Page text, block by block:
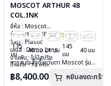
MOSCOT ARTHUR 48
COL.INK
ยี่ห้อ : Moscot
รุ่น : Arthur 48Col.ink
วัสดุ : Plastic
เลนส์ : Demo Lens
บานพับ : ไม่มีสปริง
น้ำหนัก : 24 กรัม
อุปกรณ์ : กล่องแว่น, กล่องกระดาษ,
ผ้าเช็ดแว่น
135
มม
48 มม 21 มม 145
มม
40 มม
หากสนใจสั่งชื้อแว่นตา Moscot รุ่น
กรุณาติดต่อเราคลิก
฿8,400.00 หยิบลงตะกร้า